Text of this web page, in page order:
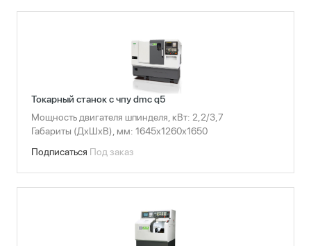
Токарный станок с чпу dmc q5
Мощность двигателя шпинделя, кВт: 2,2/3,7
Габариты (ДхШхВ), мм: 1645х1260х1650
Подписаться Под заказ